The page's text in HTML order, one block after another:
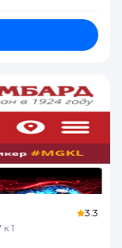
1
3.3